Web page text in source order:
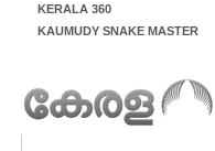
KERALA 360
KAUMUDY SNAKE MASTER